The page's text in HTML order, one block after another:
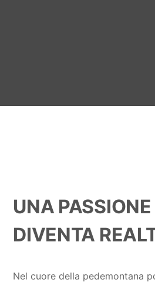
UNA
DIVENTA
Nel cuore della pedemontana